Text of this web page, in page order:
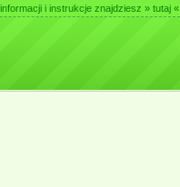
i instrukcje znajdziesz » tutaj «